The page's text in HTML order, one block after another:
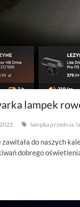
lampek
lampka przednia
zawitała do naszych
dobrego